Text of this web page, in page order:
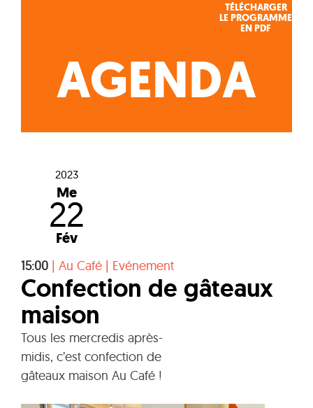
TÉLÉCHARGER
LE PROGRAMME
EN PDF
AGENDA
2023
Me
22
Fév
15:00 | Au Café | Evénement
Confection de gâteaux
maison
Tous les mercredis après-
midis, c’est confection de
gâteaux maison Au Café !